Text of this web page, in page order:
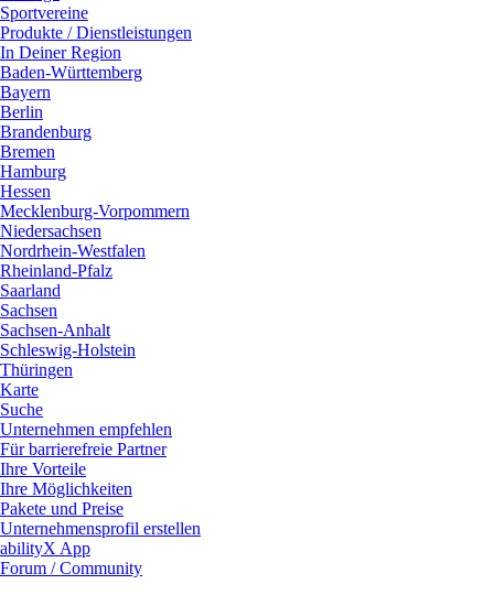
Sportvereine
Produkte / Dienstleistungen
In Deiner Region
Baden-Württemberg
Bayern
Berlin
Brandenburg
Bremen
Hamburg
Hessen
Mecklenburg-Vorpommern
Niedersachsen
Nordrhein-Westfalen
Rheinland-Pfalz
Saarland
Sachsen
Sachsen-Anhalt
Schleswig-Holstein
Thüringen
Karte
Suche
Unternehmen empfehlen
Für barrierefreie Partner
Ihre Vorteile
Ihre Möglichkeiten
Pakete und Preise
Unternehmensprofil erstellen
abilityX App
Forum / Community